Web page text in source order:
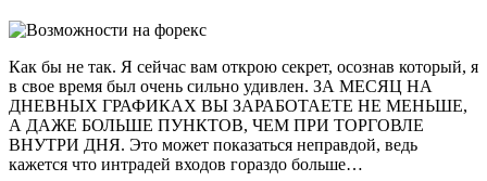
Как бы не так. Я сейчас вам открою секрет, осознав который, я
в свое время был очень сильно удивлен. ЗА МЕСЯЦ НА
ДНЕВНЫХ ГРАФИКАХ ВЫ ЗАРАБОТАЕТЕ НЕ МЕНЬШЕ,
А ДАЖЕ БОЛЬШЕ ПУНКТОВ, ЧЕМ ПРИ ТОРГОВЛЕ
ВНУТРИ ДНЯ. Это может показаться неправдой, ведь
кажется что интрадей входов гораздо больше…